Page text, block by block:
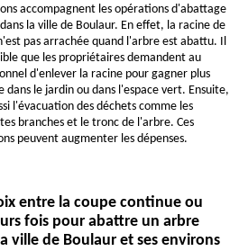
accompagnent les opérations d'abattage
la ville de Boulaur. En effet, la racine de
pas arrachée quand l'arbre est abattu. Il
que les propriétaires demandent au
d'enlever la racine pour gagner plus
dans le jardin ou dans l'espace vert. Ensuite,
l'évacuation des déchets comme les
branches et le tronc de l'arbre. Ces
peuvent augmenter les dépenses.
entre la coupe continue ou
fois pour abattre un arbre
ville de Boulaur et ses environs